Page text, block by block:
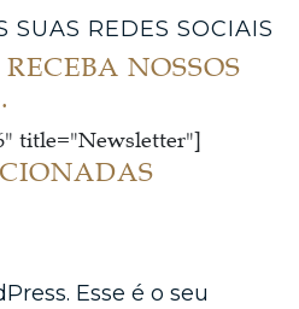
SUAS REDES SOCIAIS
NOSSOS
title="Newsletter"]
Esse é o seu